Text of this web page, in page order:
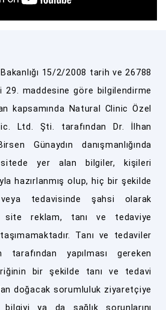
15/2/2008 tarih ve 26788
29. maddesine göre bilgilendirme
kapsamında Natural Clinic Özel
Ltd. Şti. tarafından Dr. İlhan
Günaydın danışmanlığında
sitede yer alan bilgiler, kişileri
hazırlanmış olup, hiç bir şekilde
veya tedavisinde şahsi olarak
site reklam, tanı ve tedaviye
Tanı ve tedaviler
yapılması gereken
bir şekilde tanı ve tedavi
doğacak sorumluluk ziyaretçiye
ya da sağlık sorunlarını